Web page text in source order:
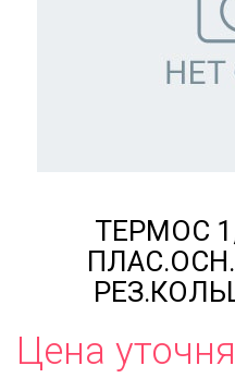
ТЕРМОС
Цена